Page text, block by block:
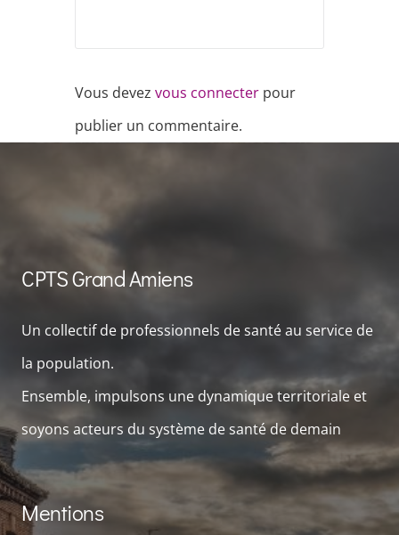
Vous devez vous connecter pour
publier un commentaire.
CPTS Grand Amiens
Un collectif de professionnels de santé au service de
la population.
Ensemble, impulsons une dynamique territoriale et
soyons acteurs du système de santé de demain
Mentions